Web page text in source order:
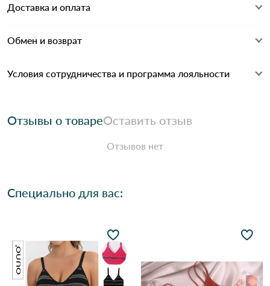
Доставка и оплата
Обмен и возврат
Условия сотрудничества и программа лояльности
Отзывы о товареОставить отзыв
Отзывов нет
Специально для вас: